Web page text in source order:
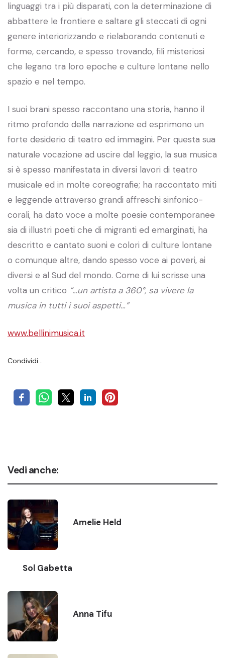
linguaggi tra i più disparati, con la determinazione di
abbattere le frontiere e saltare gli steccati di ogni
genere interiorizzando e rielaborando contenuti e
forme, cercando, e spesso trovando, fili misteriosi
che legano tra loro epoche e culture lontane nello
spazio e nel tempo.
I suoi brani spesso raccontano una storia, hanno il
ritmo profondo della narrazione ed esprimono un
forte desiderio di teatro ed immagini. Per questa sua
naturale vocazione ad uscire dal leggio, la sua musica
si è spesso manifestata in diversi lavori di teatro
musicale ed in molte coreografie; ha raccontato miti
e leggende attraverso grandi affreschi sinfonico-
corali, ha dato voce a molte poesie contemporanee
sia di illustri poeti che di migranti ed emarginati, ha
descritto e cantato suoni e colori di culture lontane
o comunque altre, dando spesso voce ai poveri, ai
diversi e al Sud del mondo. Come di lui scrisse una
volta un critico “…un artista a 360°, sa vivere la
musica in tutti i suoi aspetti…”
www.bellinimusica.it
Condividi…
Vedi anche:
Amelie Held
Sol Gabetta
Anna Tifu